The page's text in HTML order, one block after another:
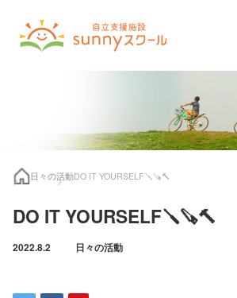
日々の活動DO IT YOURSELF🪛🪚🔨
DO IT YOURSELF🪛🪚🔨
2022.8.2 日々の活動